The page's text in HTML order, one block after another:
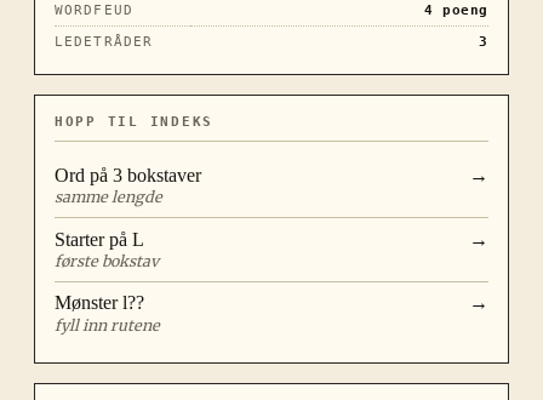
WORDFEUD
4 poeng
LEDETRÅDER
3
HOPP TIL INDEKS
Ord på 3 bokstaver
samme lengde
→
Starter på L
første bokstav
→
Mønsterl??
fyll inn rutene
→